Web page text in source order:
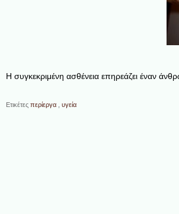
Η συγκεκριμένη ασθένεια επηρεάζει έναν
Ετικέτες περίεργα υγεία